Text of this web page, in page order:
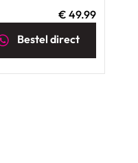
€ 49.99
Bestel direct